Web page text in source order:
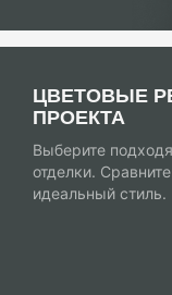
ЦВЕТОВЫЕ
ПРОЕКТА
Выберите
отделки.
идеальный стиль.